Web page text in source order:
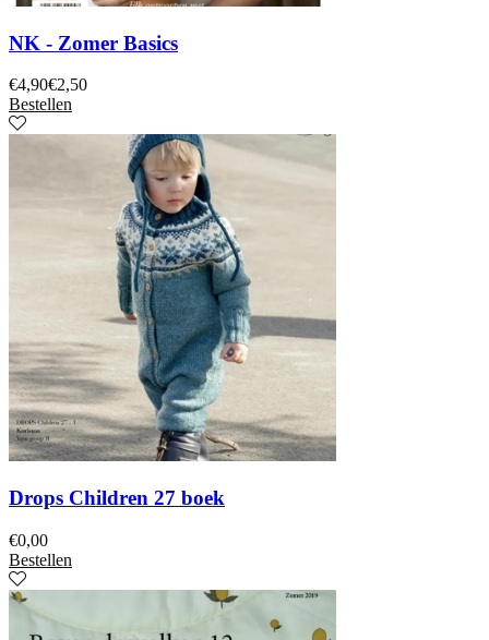
NK - Zomer Basics
€4,90€2,50
Bestellen
Drops Children 27 boek
€0,00
Bestellen